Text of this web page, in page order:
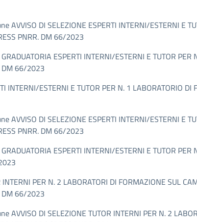
AVVISO DI SELEZIONE ESPERTI INTERNI/ESTERNI E
PNRR. DM 66/2023
ESPERTI INTERNI/ESTERNI E TUTOR
DM 66/2023
INTERNI/ESTERNI E TUTOR PER N. 1 LABORATORIO DI
AVVISO DI SELEZIONE ESPERTI INTERNI/ESTERNI E
PNRR. DM 66/2023
ESPERTI INTERNI/ESTERNI E TUTOR
PER N. 2 LABORATORI DI FORMAZIONE SUL
DM 66/2023
AVVISO DI SELEZIONE TUTOR INTERNI PER N. 2